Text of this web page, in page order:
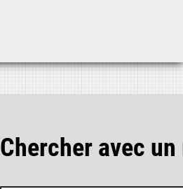
Aller à la recherche
Chercher avec